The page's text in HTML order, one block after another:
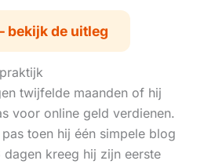
bekijk de uitleg
twijfelde maanden of hij
voor online geld verdienen.
toen hij één simpele blog
kreeg hij zijn eerste